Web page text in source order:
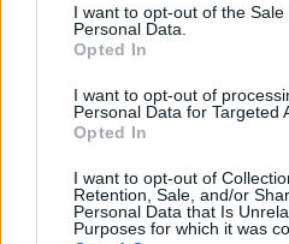
I want to opt-out of the Sale
Personal Data.
Opted In
I want to opt-out of
Personal Data for Targeted
Opted In
I want to opt-out of
Retention, Sale, and/or
Personal Data that Is
Purposes for which it was
VAI ALLA